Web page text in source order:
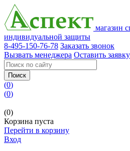
магазин
индивидуальной защиты
8-495-150-76-78 Заказать звонок
Вызвать менеджера Оставить заявку
Поиск
(0)
(0)
(0)
Корзина пуста
Перейти в корзину
Вход